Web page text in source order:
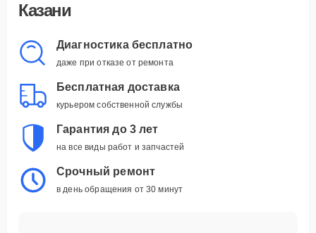
Казани
Диагностика бесплатно
даже при отказе от ремонта
Бесплатная доставка
курьером собственной службы
Гарантия до 3 лет
на все виды работ и запчастей
Срочный ремонт
в день обращения от 30 минут